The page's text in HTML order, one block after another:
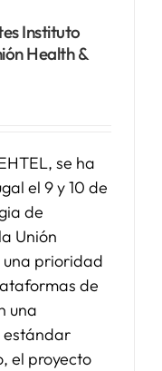
Instituto
Health &
se ha
el 9 y 10 de
de
Unión
una prioridad
de
una
estándar
el proyecto